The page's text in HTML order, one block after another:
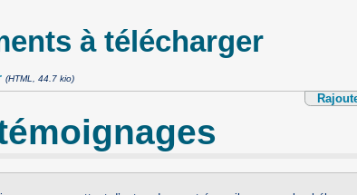
à télécharger
(HTML, 44.7 kio)